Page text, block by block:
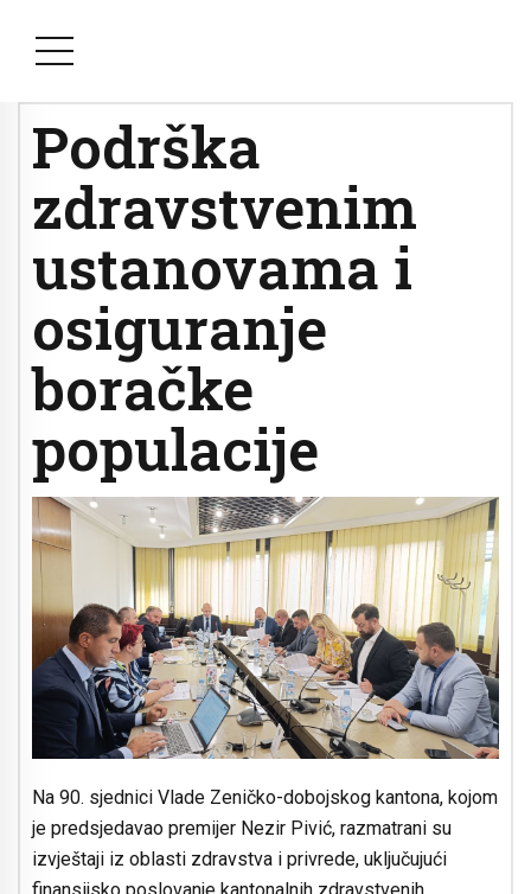
Podrška
zdravstvenim
ustanovama i
osiguranje
boračke
populacije
Na 90. sjednici Vlade Zeničko-dobojskog kantona, kojom
je predsjedavao premijer Nezir Pivić, razmatrani su
izvještaji iz oblasti zdravstva i privrede, uključujući
finansijsko poslovanje kantonalnih zdravstvenih